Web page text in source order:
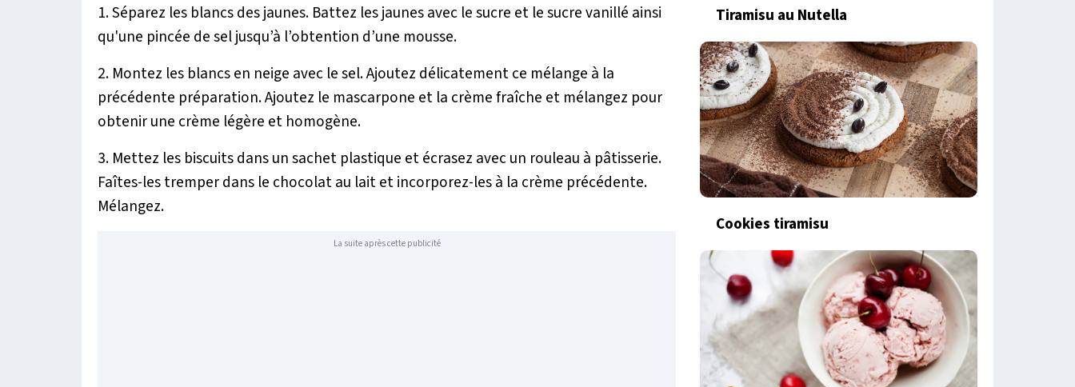
1. Séparez les blancs des jaunes. Battez les jaunes avec le sucre et le sucre vanillé ainsi
qu'une pincée de sel jusqu’à l’obtention d’une mousse.
2. Montez les blancs en neige avec le sel. Ajoutez délicatement ce mélange à la
précédente préparation. Ajoutez le mascarpone et la crème fraîche et mélangez pour
obtenir une crème légère et homogène.
3. Mettez les biscuits dans un sachet plastique et écrasez avec un rouleau à pâtisserie.
Faîtes-les tremper dans le chocolat au lait et incorporez-les à la crème précédente.
Mélangez.
La suite après cette publicité
Tiramisu au Nutella
Cookies tiramisu